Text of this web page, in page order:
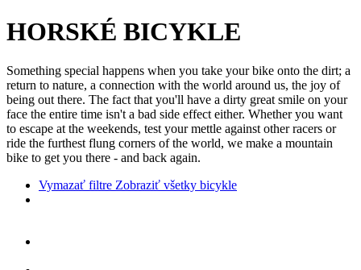
HORSKÉ BICYKLE
Something special happens when you take your bike onto the dirt; a
return to nature, a connection with the world around us, the joy of
being out there. The fact that you'll have a dirty great smile on your
face the entire time isn't a bad side effect either. Whether you want
to escape at the weekends, test your mettle against other racers or
ride the furthest flung corners of the world, we make a mountain
bike to get you there - and back again.
Vymazať filtre Zobraziť všetky bicykle